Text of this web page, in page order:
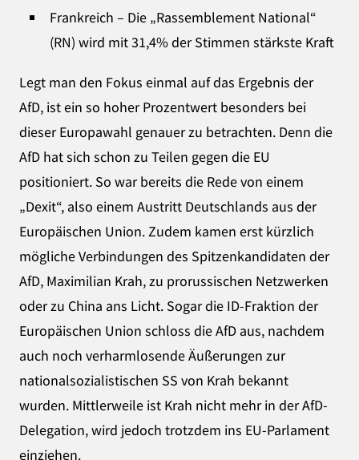
Frankreich – Die „Rassemblement National“
(RN) wird mit 31,4% der Stimmen stärkste Kraft
Legt man den Fokus einmal auf das Ergebnis der
AfD, ist ein so hoher Prozentwert besonders bei
dieser Europawahl genauer zu betrachten. Denn die
AfD hat sich schon zu Teilen gegen die EU
positioniert. So war bereits die Rede von einem
„Dexit“, also einem Austritt Deutschlands aus der
Europäischen Union. Zudem kamen erst kürzlich
mögliche Verbindungen des Spitzenkandidaten der
AfD, Maximilian Krah, zu prorussischen Netzwerken
oder zu China ans Licht. Sogar die ID-Fraktion der
Europäischen Union schloss die AfD aus, nachdem
auch noch verharmlosende Äußerungen zur
nationalsozialistischen SS von Krah bekannt
wurden. Mittlerweile ist Krah nicht mehr in der AfD-
Delegation, wird jedoch trotzdem ins EU-Parlament
einziehen.